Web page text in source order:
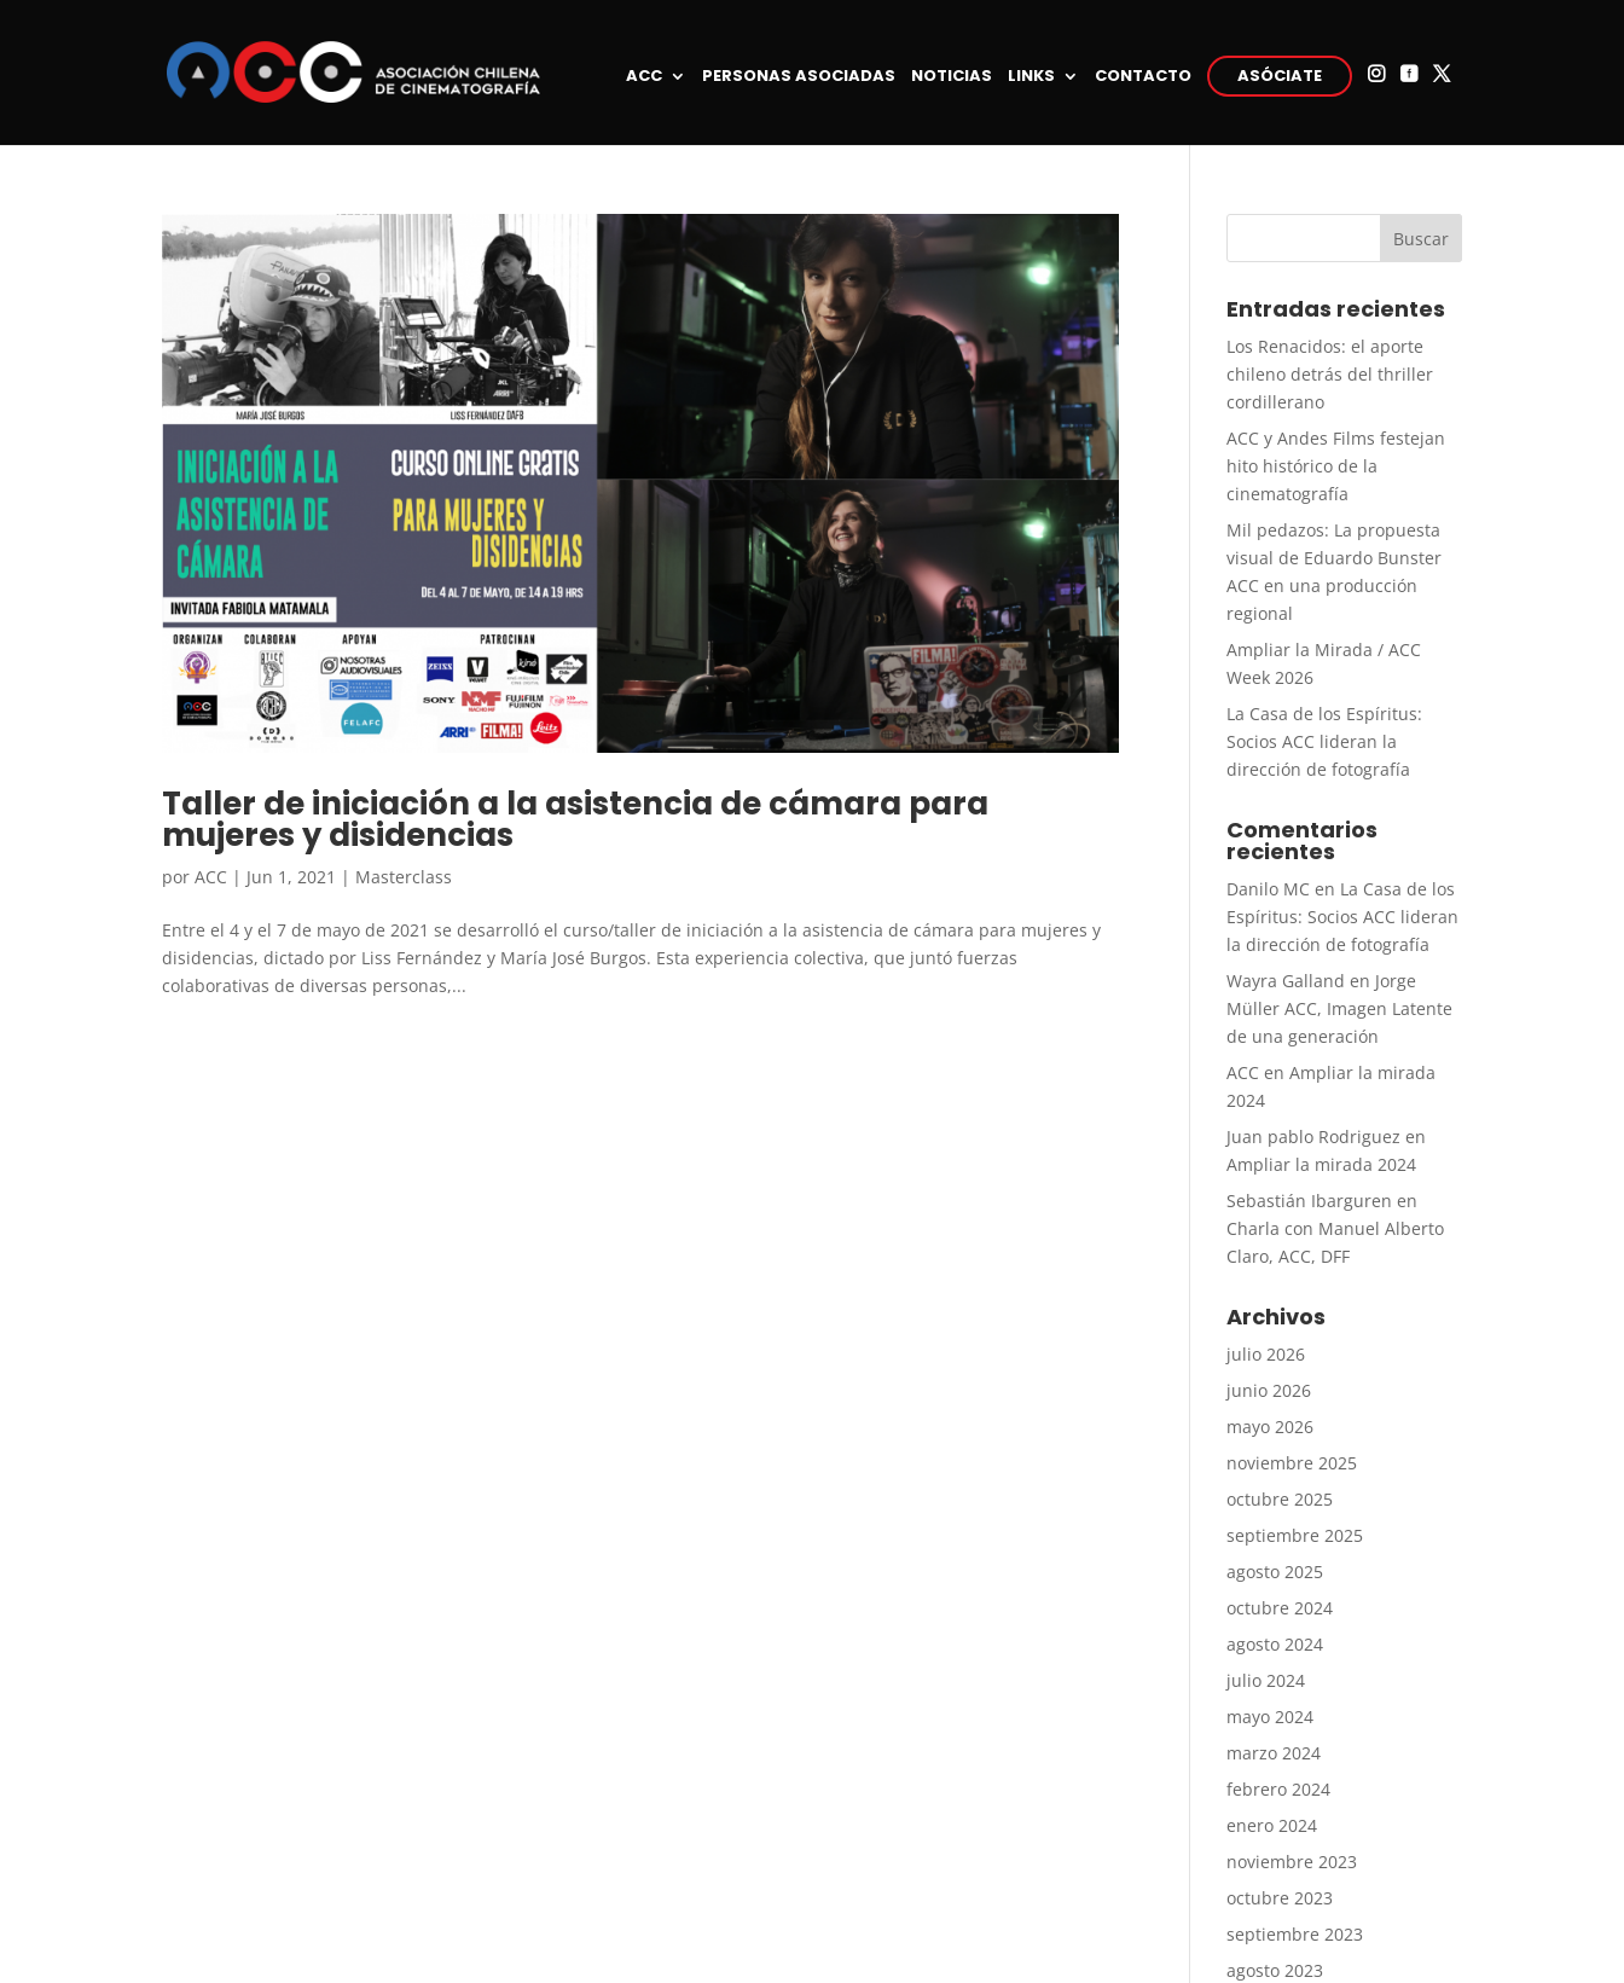
ACC PERSONAS ASOCIADAS NOTICIAS LINKS CONTACTO ASÓCIATE   
Taller de iniciación a la asistencia de cámara para
mujeres y disidencias
porACC | Jun 1, 2021 | Masterclass
Entre el 4 y el 7 de mayo de 2021 se desarrolló el curso/taller de iniciación a la asistencia de cámara para mujeres y
disidencias, dictado por Liss Fernández y María José Burgos. Esta experiencia colectiva, que juntó fuerzas
colaborativas de diversas personas,...
Entradas recientes
Los Renacidos: el aporte
chileno detrás del thriller
cordillerano
ACC y Andes Films festejan
hito histórico de la
cinematografía
Mil pedazos: La propuesta
visual de Eduardo Bunster
ACC en una producción
regional
Ampliar la Mirada / ACC
Week 2026
La Casa de los Espíritus:
Socios ACC lideran la
dirección de fotografía
Comentarios
recientes
Danilo MC en La Casa de los
Espíritus: Socios ACC lideran
la dirección de fotografía
Wayra Galland en Jorge
Müller ACC, Imagen Latente
de una generación
ACC enAmpliar la mirada
2024
Juan pablo Rodriguez en
Ampliar la mirada 2024
Sebastián Ibarguren en
Charla con Manuel Alberto
Claro, ACC, DFF
Archivos
julio 2026
junio 2026
mayo 2026
noviembre 2025
octubre 2025
septiembre 2025
agosto 2025
octubre 2024
agosto 2024
julio 2024
mayo 2024
marzo 2024
febrero 2024
enero 2024
noviembre 2023
octubre 2023
septiembre 2023
agosto 2023